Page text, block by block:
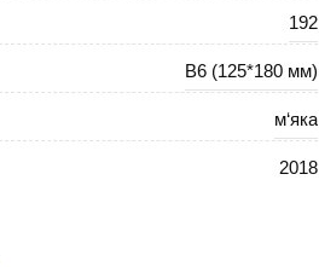
192
В6 (125*180 мм)
м‘яка
2018